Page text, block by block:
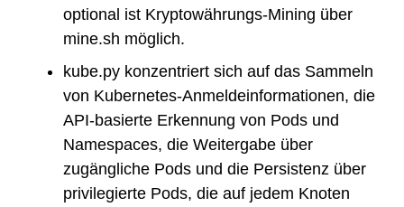
optional ist Kryptowährungs-Mining über
mine.sh möglich.
kube.py konzentriert sich auf das Sammeln
von Kubernetes-Anmeldeinformationen, die
API-basierte Erkennung von Pods und
Namespaces, die Weitergabe über
zugängliche Pods und die Persistenz über
privilegierte Pods, die auf jedem Knoten